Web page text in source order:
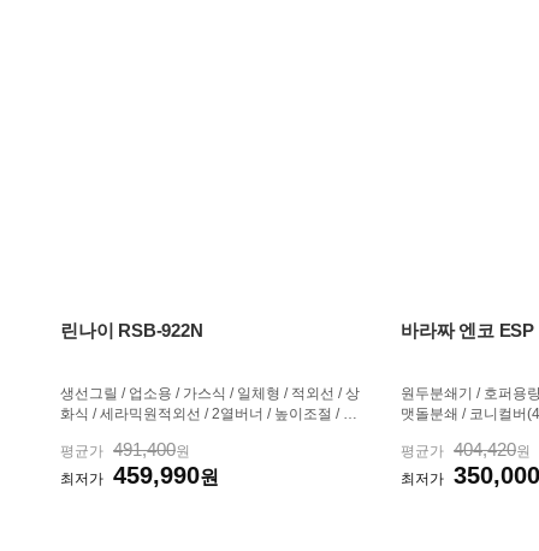
린나이 RSB-922N
생선그릴 / 업소용 / 가스식 / 일체형 / 적외선 / 상
화식 / 세라믹원적외선 / 2열버너 / 높이조절 / 기
평균가 491,400원
최저가 459,990원
바라짜 엔코 ESP
원두분쇄기 / 호퍼용
맷돌분쇄 / 코니컬버
에스프레소 / 서랍 /
2.2g / 크기(가로x세
평균가 404,420원
최저가 350,000